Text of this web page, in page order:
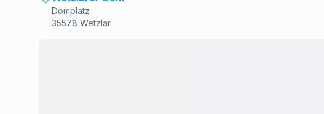
Domplatz
35578 Wetzlar